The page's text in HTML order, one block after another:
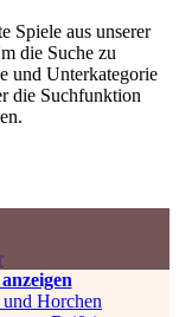
Spiele aus unserer
die Suche zu
und Unterkategorie
die Suchfunktion
und Horchen